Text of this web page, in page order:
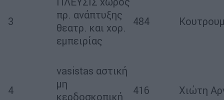
3
πρ. ανάπτυξης
θεατρ. και χορ.
εμπειρίας
484
4
vasistas αστική
μη
κερδοσκοπική
416 Χιώτη